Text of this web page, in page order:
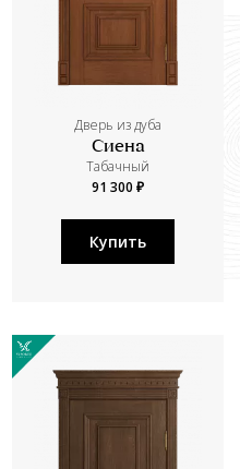
Дверь из дуба
Сиена
Табачный
91 300 ₽
Купить